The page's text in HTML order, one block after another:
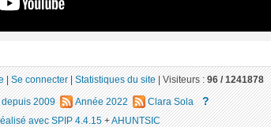
|Se connecter|Statistiques du site|Visiteurs :96 / 1241878
2009 Année 2022 Clara Sola ?
avec SPIP 4.4.15+AHUNTSIC